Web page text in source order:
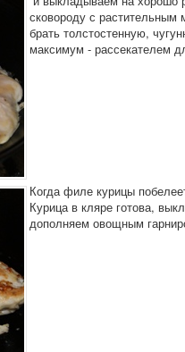
сковороду с
брать толстостенную,
максимум - рассекателем
Когда филе курицы
Курица в кляре готова,
дополняем овощным